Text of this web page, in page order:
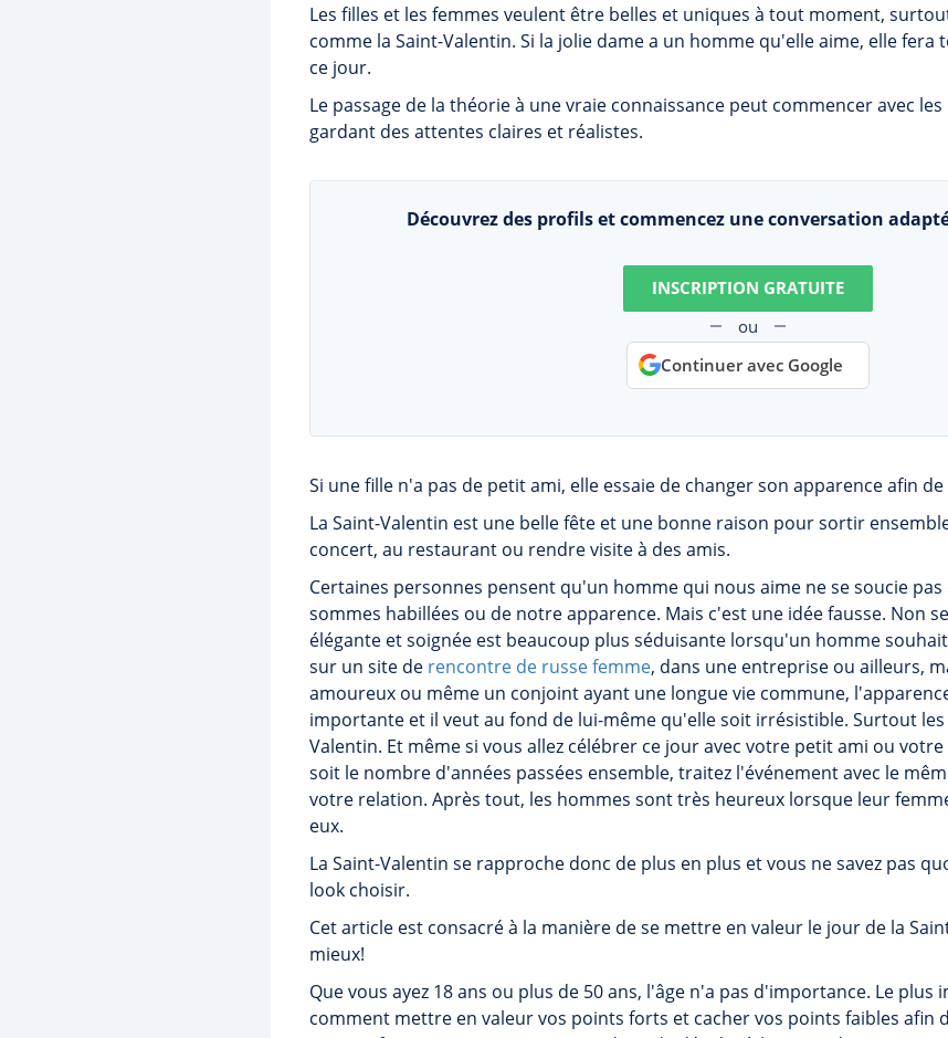
Les filles et les femmes veulent être belles et uniques à tout moment,
comme la Saint-Valentin. Si la jolie dame a un homme qu'elle aime, elle
ce jour.
Le passage de la théorie à une vraie connaissance peut commencer avec les
gardant des attentes claires et réalistes.
Découvrez des profils et commencez une conversation
INSCRIPTION GRATUITE
ou
Continuer avec Google
Si une fille n'a pas de petit ami, elle essaie de changer son apparence afin
La Saint-Valentin est une belle fête et une bonne raison pour sortir
concert, au restaurant ou rendre visite à des amis.
Certaines personnes pensent qu'un homme qui nous aime ne se soucie
sommes habillées ou de notre apparence. Mais c'est une idée fausse. Non
élégante et soignée est beaucoup plus séduisante lorsqu'un homme
sur un site de rencontre de russe femme, dans une entreprise ou ailleurs,
amoureux ou même un conjoint ayant une longue vie commune,
importante et il veut au fond de lui-même qu'elle soit irrésistible. Surtout
Valentin. Et même si vous allez célébrer ce jour avec votre petit ami ou
soit le nombre d'années passées ensemble, traitez l'événement avec le
votre relation. Après tout, les hommes sont très heureux lorsque leur
eux.
La Saint-Valentin se rapproche donc de plus en plus et vous ne savez pas
look choisir.
Cet article est consacré à la manière de se mettre en valeur le jour de la
mieux!
Que vous ayez 18 ans ou plus de 50 ans, l'âge n'a pas d'importance. Le
comment mettre en valeur vos points forts et cacher vos points faibles afin